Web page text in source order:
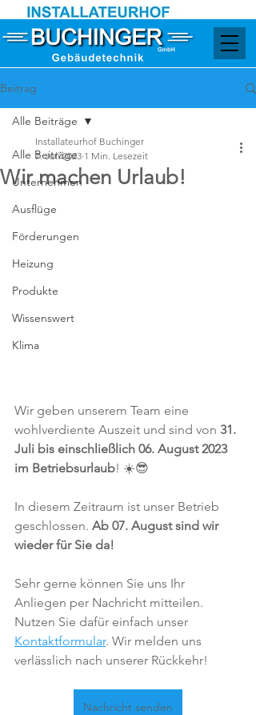
Beitrag
Alle Beiträge
Unternehmen
Ausflüge
Förderungen
Heizung
Produkte
Wissenswert
Klima
Alle Beiträge
Wir machen Urlaub!
Installateurhof Buchinger
7. Juli 2023 1 Min. Lesezeit
Wir geben unserem Team eine
wohlverdiente Auszeit und sind von 31.
Juli bis einschließlich 06. August 2023
im Betriebsurlaub! ☀️😎
In diesem Zeitraum ist unser Betrieb
geschlossen. Ab 07. August sind wir
wieder für Sie da!
Sehr gerne können Sie uns Ihr
Anliegen per Nachricht mitteilen.
Nutzen Sie dafür einfach unser
Kontaktformular. Wir melden uns
verlässlich nach unserer Rückkehr!
Nachricht senden